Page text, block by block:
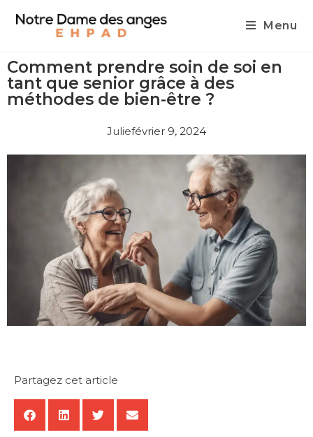
Menu
Comment prendre soin de soi en
tant que senior grâce à des
méthodes de bien-être ?
Juliefévrier 9, 2024
Partagez cet article